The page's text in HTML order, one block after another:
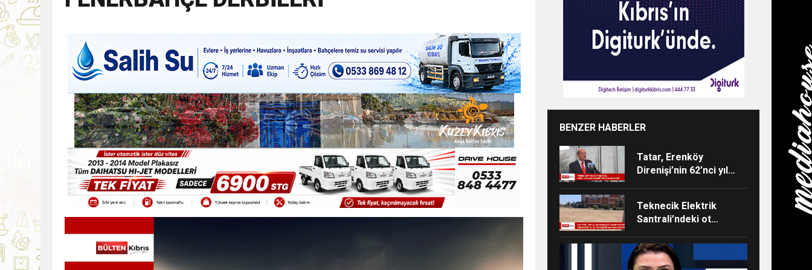
13:49 İran, Hürmüz’de konteyner gemisini hedef aldı
13:42 BEROVA: HAYAT PAHALILIĞI ÖNGÖRÜMÜZ YÜZDE 7.5 İLE 8.5 ARASINDA
20:30 Cumhurbaşkanı Erhürman sergi açılışında fenalaşarak hastaneye kaldırıldı BENZER HABERLER
Tatar, Erenköy
Direnişi’nin 62’nci yıl
Teknecik Elektrik
Santrali’ndeki ot
Temmuz’dan beri
devam ediyor